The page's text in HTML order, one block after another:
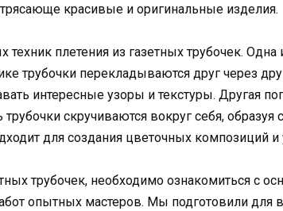
красивые и оригинальные изделия.
плетения из газетных трубочек. Одна
трубочки перекладываются друг через
интересные узоры и текстуры. Другая
скручиваются вокруг себя, образуя
для создания цветочных композиций
трубочек, необходимо ознакомиться с
опытных мастеров. Мы подготовили для